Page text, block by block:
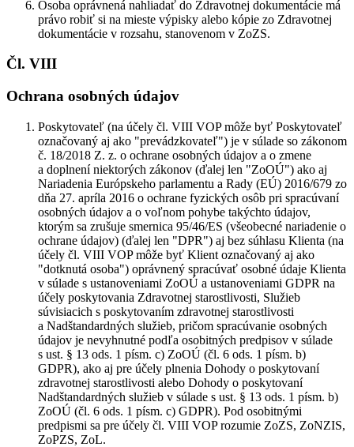
Osoba oprávnená nahliadať do Zdravotnej dokumentácie má
právo robiť si na mieste výpisky alebo kópie zo Zdravotnej
dokumentácie v rozsahu, stanovenom v ZoZS.
Čl. VIII
Ochrana osobných údajov
Poskytovateľ (na účely čl. VIII VOP môže byť Poskytovateľ
označovaný aj ako "prevádzkovateľ") je v súlade so zákonom
č. 18/2018 Z. z. o ochrane osobných údajov a o zmene
a doplnení niektorých zákonov (ďalej len "ZoOÚ") ako aj
Nariadenia Európskeho parlamentu a Rady (EÚ) 2016/679 zo
dňa 27. apríla 2016 o ochrane fyzických osôb pri spracúvaní
osobných údajov a o voľnom pohybe takýchto údajov,
ktorým sa zrušuje smernica 95/46/ES (všeobecné nariadenie o
ochrane údajov) (ďalej len "DPR") aj bez súhlasu Klienta (na
účely čl. VIII VOP môže byť Klient označovaný aj ako
"dotknutá osoba") oprávnený spracúvať osobné údaje Klienta
v súlade s ustanoveniami ZoOÚ a ustanoveniami GDPR na
účely poskytovania Zdravotnej starostlivosti, Služieb
súvisiacich s poskytovaním zdravotnej starostlivosti
a Nadštandardných služieb, pričom spracúvanie osobných
údajov je nevyhnutné podľa osobitných predpisov v súlade
s ust. § 13 ods. 1 písm. c) ZoOÚ (čl. 6 ods. 1 písm. b)
GDPR), ako aj pre účely plnenia Dohody o poskytovaní
zdravotnej starostlivosti alebo Dohody o poskytovaní
Nadštandardných služieb v súlade s ust. § 13 ods. 1 písm. b)
ZoOÚ (čl. 6 ods. 1 písm. c) GDPR). Pod osobitnými
predpismi sa pre účely čl. VIII VOP rozumie ZoZS, ZoNZIS,
ZoPZS, ZoL.